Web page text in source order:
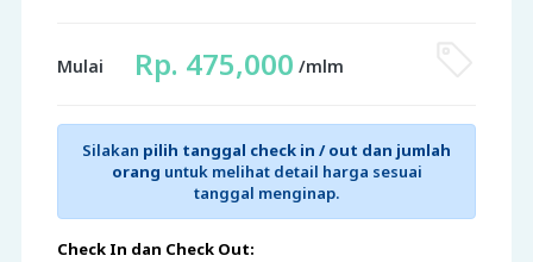
Mulai Rp. 475,000 /mlm
Silakan pilih tanggal check in / out dan jumlah
orang untuk melihat detail harga sesuai
tanggal menginap.
Check In dan Check Out: